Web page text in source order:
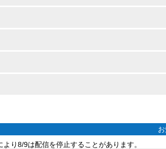
り8/9は配信を停止することがあります。